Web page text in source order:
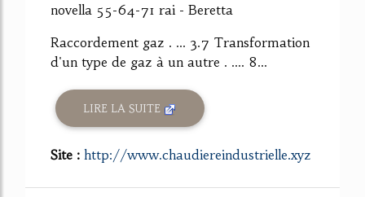
novella 55-64-71 rai - Beretta
Raccordement gaz . ... 3.7 Transformation
d'un type de gaz à un autre . .... 8...
LIRE LA SUITE
Site : http://www.chaudiereindustrielle.xyz